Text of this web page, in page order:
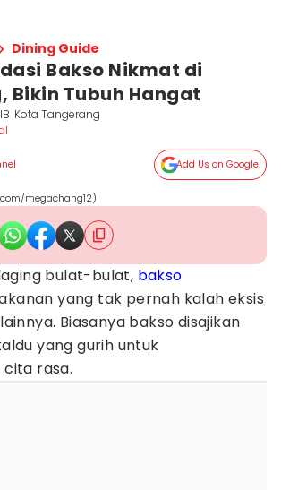
Dining Guide
Bakso Nikmat di
Bikin Tubuh Hangat
Kota Tangerang
Add Us on Google
megachang12)
bulat-bulat, bakso
yang tak pernah kalah eksis
Biasanya bakso disajikan
yang gurih untuk
rasa.